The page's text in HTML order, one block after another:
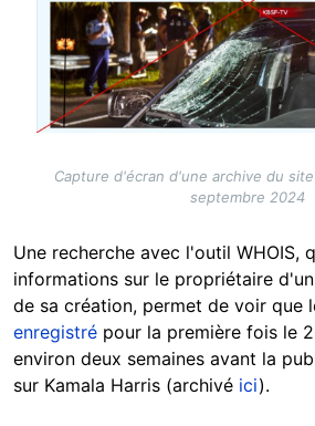
Capture d'écran d'une archive du
septembre 2024
Une recherche avec l'outil WHOIS,
informations sur le propriétaire
de sa création, permet de voir que
enregistré pour la première fois le
environ deux semaines avant la
sur Kamala Harris (archivé ici).